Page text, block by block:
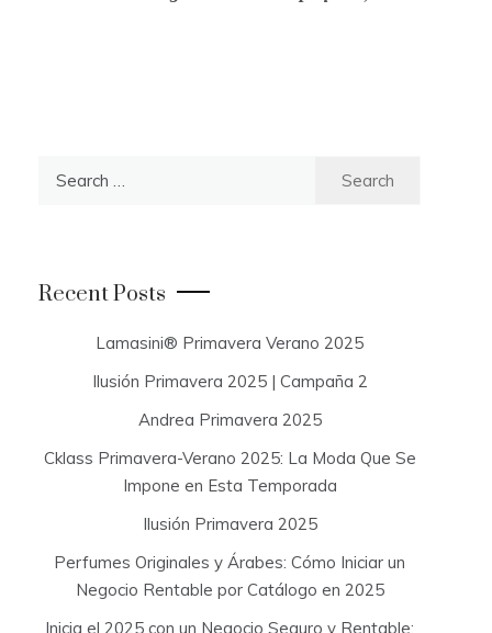
r
:
Recent Posts
Lamasini® Primavera Verano 2025
Ilusión Primavera 2025 | Campaña 2
Andrea Primavera 2025
Cklass Primavera-Verano 2025: La Moda Que Se
Impone en Esta Temporada
Ilusión Primavera 2025
Perfumes Originales y Árabes: Cómo Iniciar un
Negocio Rentable por Catálogo en 2025
Inicia el 2025 con un Negocio Seguro y Rentable: